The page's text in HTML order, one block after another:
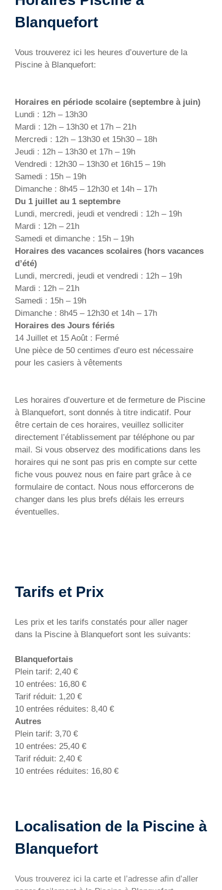
Blanquefort
Vous trouverez ici les heures d’ouverture de la
Piscine à Blanquefort:
Horaires en période scolaire (septembre à juin)
Lundi : 12h – 13h30
Mardi : 12h – 13h30 et 17h – 21h
Mercredi : 12h – 13h30 et 15h30 – 18h
Jeudi : 12h – 13h30 et 17h – 19h
Vendredi : 12h30 – 13h30 et 16h15 – 19h
Samedi : 15h – 19h
Dimanche : 8h45 – 12h30 et 14h – 17h
Du 1 juillet au 1 septembre
Lundi, mercredi, jeudi et vendredi : 12h – 19h
Mardi : 12h – 21h
Samedi et dimanche : 15h – 19h
Horaires des vacances scolaires (hors vacances
d’été)
Lundi, mercredi, jeudi et vendredi : 12h – 19h
Mardi : 12h – 21h
Samedi : 15h – 19h
Dimanche : 8h45 – 12h30 et 14h – 17h
Horaires des Jours fériés
14 Juillet et 15 Août : Fermé
Une pièce de 50 centimes d’euro est nécessaire
pour les casiers à vêtements
Les horaires d’ouverture et de fermeture de Piscine
à Blanquefort, sont donnés à titre indicatif. Pour
être certain de ces horaires, veuillez solliciter
directement l’établissement par téléphone ou par
mail. Si vous observez des modifications dans les
horaires qui ne sont pas pris en compte sur cette
fiche vous pouvez nous en faire part grâce à ce
formulaire de contact. Nous nous efforcerons de
changer dans les plus brefs délais les erreurs
éventuelles.
Tarifs et Prix
Les prix et les tarifs constatés pour aller nager
dans la Piscine à Blanquefort sont les suivants:
Blanquefortais
Plein tarif: 2,40 €
10 entrées: 16,80 €
Tarif réduit: 1,20 €
10 entrées réduites: 8,40 €
Autres
Plein tarif: 3,70 €
10 entrées: 25,40 €
Tarif réduit: 2,40 €
10 entrées réduites: 16,80 €
Localisation de la Piscine à
Blanquefort
Vous trouverez ici la carte et l’adresse afin d’aller